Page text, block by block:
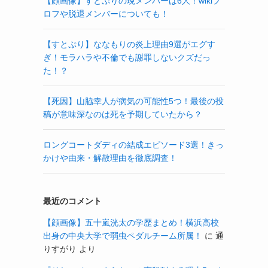
ロフや脱退メンバーについても！
【すとぷり】ななもりの炎上理由9選がエグす
ぎ！モラハラや不倫でも謝罪しないクズだっ
た！？
【死因】山脇幸人が病気の可能性5つ！最後の投
稿が意味深なのは死を予期していたから？
ロングコートダディの結成エピソード3選！きっ
かけや由来・解散理由を徹底調査！
最近のコメント
【顔画像】五十嵐洸太の学歴まとめ！横浜高校
出身の中央大学で弱虫ペダルチーム所属！
に 通
りすがり より